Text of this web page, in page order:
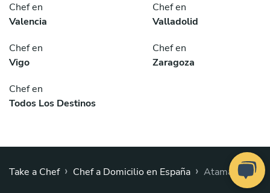
Chef en
Valencia
Chef en
Valladolid
Chef en
Vigo
Chef en
Zaragoza
Chef en
Todos Los Destinos
Take a Chef › Chef a Domicilio en España › Atamaría